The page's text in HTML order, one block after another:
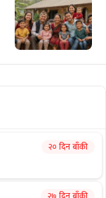
२० दिन बाँकी